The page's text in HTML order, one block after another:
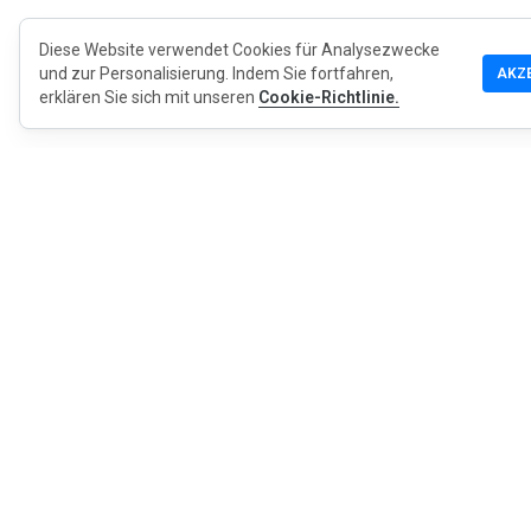
Diese Website verwendet Cookies für Analysezwecke
und zur Personalisierung. Indem Sie fortfahren,
erklären Sie sich mit unseren Cookie-Richtlinie.